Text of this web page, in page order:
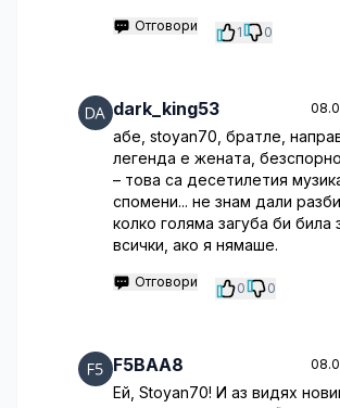
Отговори 1 0
dark_king53
абе, stoyan70, братле,
легенда е жената,
– това са десетилетия
спомени... не знам дали
колко голяма загуба би била
всички, ако я нямаше.
Отговори 0 0
F5BAA8
Ей, Stoyan70! И аз видях